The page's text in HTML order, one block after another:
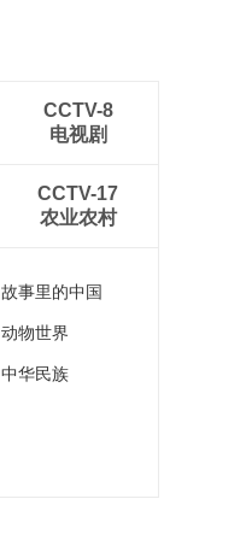
CCTV-8
电视剧
CCTV-17
农业农村
故事里的中国
动物世界
中华民族